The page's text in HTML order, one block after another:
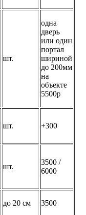
шт.
одна
дверь
или один
портал
шириной
до 200мм
на
объекте
5500р
шт. +300
шт.
3500 /
6000
до 20 см 3500